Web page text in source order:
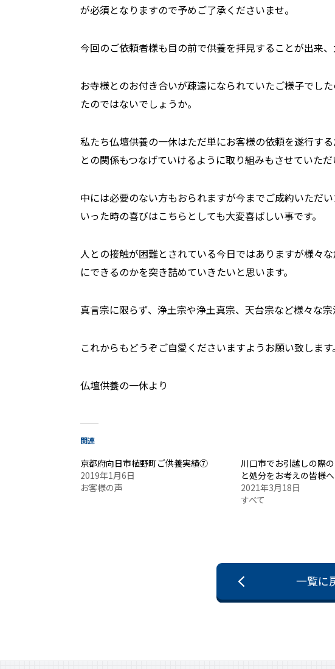
が必須となりますので予めご了承くださいませ。
今回のご依頼者様も目の前で供養を拝見することが出来、
お寺様とのお付き合いが疎遠になられていたご様子でし
たのではないでしょうか。
私たち仏壇供養の一休はただ単にお客様の依頼を遂行す
との関係もつなげていけるように取り組みもさせていただ
中には必要のない方もおられますが今までご成約いただ
いった時の喜びはこちらとしても大変喜ばしい事です。
人との接触が困難とされている今日ではありますが様々
にできるのかを突き詰めていきたいと思います。
真言宗に限らず、浄土宗や浄土真宗、天台宗など様々な
これからもどうぞご自愛くださいますようお願い致します。
仏壇供養の一休より
関連
京都府向日市植野町ご供養実績⑦
2019年1月6日
お客様の声
川口市でお引越しの際
と処分をお考えの皆様へ
2021年3月18日
すべて
一覧に